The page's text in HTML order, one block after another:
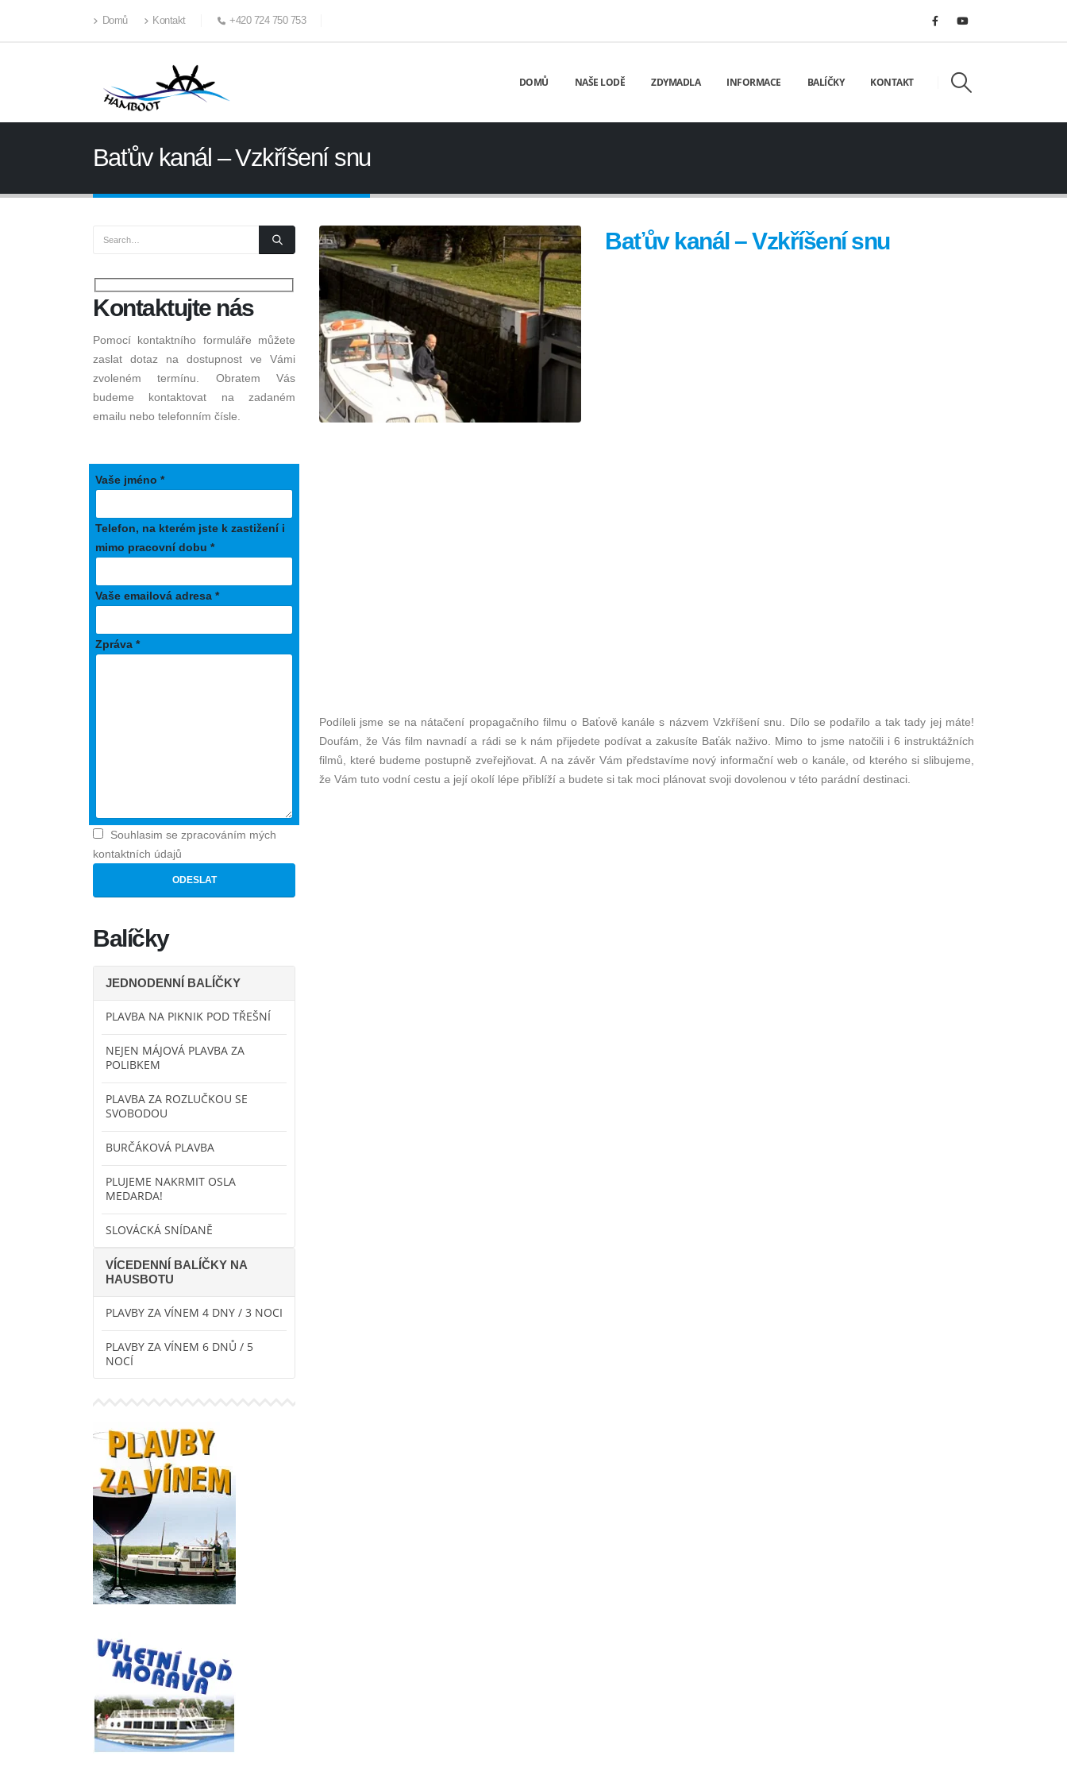
Domů Kontakt +420 724 750 753
DOMŮ NAŠE LODĚ ZDYMADLA INFORMACE BALÍČKY KONTAKT
Baťův kanál – Vzkříšení snu
Baťův kanál – Vzkříšení snu
Podíleli jsme se na nátačení propagačního filmu o Baťově kanále s názvem Vzkříšení snu. Dílo se podařilo a tak tady jej máte!
Doufám, že Vás film navnadí a rádi se k nám přijedete podívat a zakusíte Baťák naživo. Mimo to jsme natočili i 6 instruktážních
filmů, které budeme postupně zveřejňovat. A na závěr Vám představíme nový informační web o kanále, od kterého si slibujeme,
že Vám tuto vodní cestu a její okolí lépe přiblíží a budete si tak moci plánovat svoji dovolenou v této parádní destinaci.
Kontaktujtenás
Pomocí kontaktního formuláře můžete
zaslat dotaz na dostupnost ve Vámi
zvoleném termínu. Obratem Vás
budeme kontaktovat na zadaném
emailu nebo telefonním čísle.
Vaše jméno *
Telefon, na kterém jste k zastižení i
mimo pracovní dobu *
Vaše emailová adresa *
Zpráva *
Souhlasim se zpracováním mých
kontaktních údajů
Balíčky
JEDNODENNÍ BALÍČKY
PLAVBA NA PIKNIK POD TŘEŠNÍ
NEJEN MÁJOVÁ PLAVBA ZA
POLIBKEM
PLAVBA ZA ROZLUČKOU SE
SVOBODOU
BURČÁKOVÁ PLAVBA
PLUJEME NAKRMIT OSLA
MEDARDA!
SLOVÁCKÁ SNÍDANĚ
VÍCEDENNÍ BALÍČKY NA
HAUSBOTU
PLAVBY ZA VÍNEM 4 DNY / 3 NOCI
PLAVBY ZA VÍNEM 6 DNŮ / 5
NOCÍ